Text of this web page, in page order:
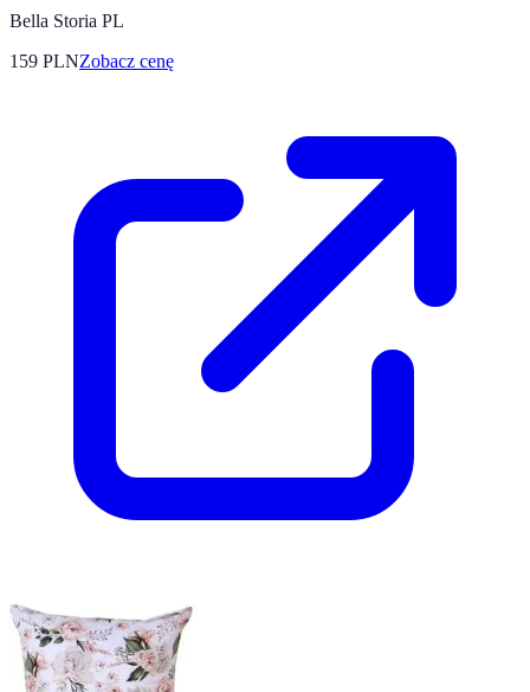
Bella Storia PL
159 PLNZobacz cenę